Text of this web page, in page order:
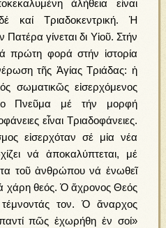
ἀλήθεια εἶναι
δέ καί Τριαδοκεντρική. Ἡ
γίνεται δι Υἱοῦ. Στήν
πρώτη φορά στήν ἱστορία
τῆς Ἁγίας Τριάδας: ἡ
σωματικῶς εἰσερχόμενος
Πνεῦμα μέ τήν μορφή
εἶναι Τριαδοφάνειες.
εἰσερχόταν σέ μἰα νέα
νά ἀποκαλύπτεται, μέ
τοῦ ἀνθρώπου νά ἑνωθεῖ
χάρη θεός. Ὁ ἄχρονος Θεός
τέμνοντάς τον. Ὁ ἄναρχος
πῶς ἐχωρήθη ἐν σοί»